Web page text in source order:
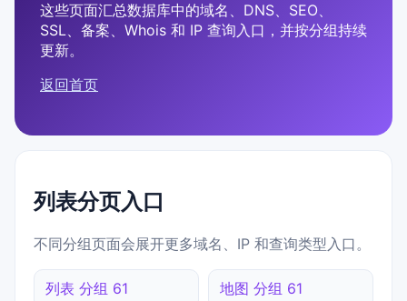
这些页面汇总数据库中的域名、DNS、SEO、
SSL、备案、Whois 和 IP 查询入口，并按分组持续
更新。
返回首页
列表分页入口
不同分组页面会展开更多域名、IP 和查询类型入口。
列表 分组 61 地图 分组 61